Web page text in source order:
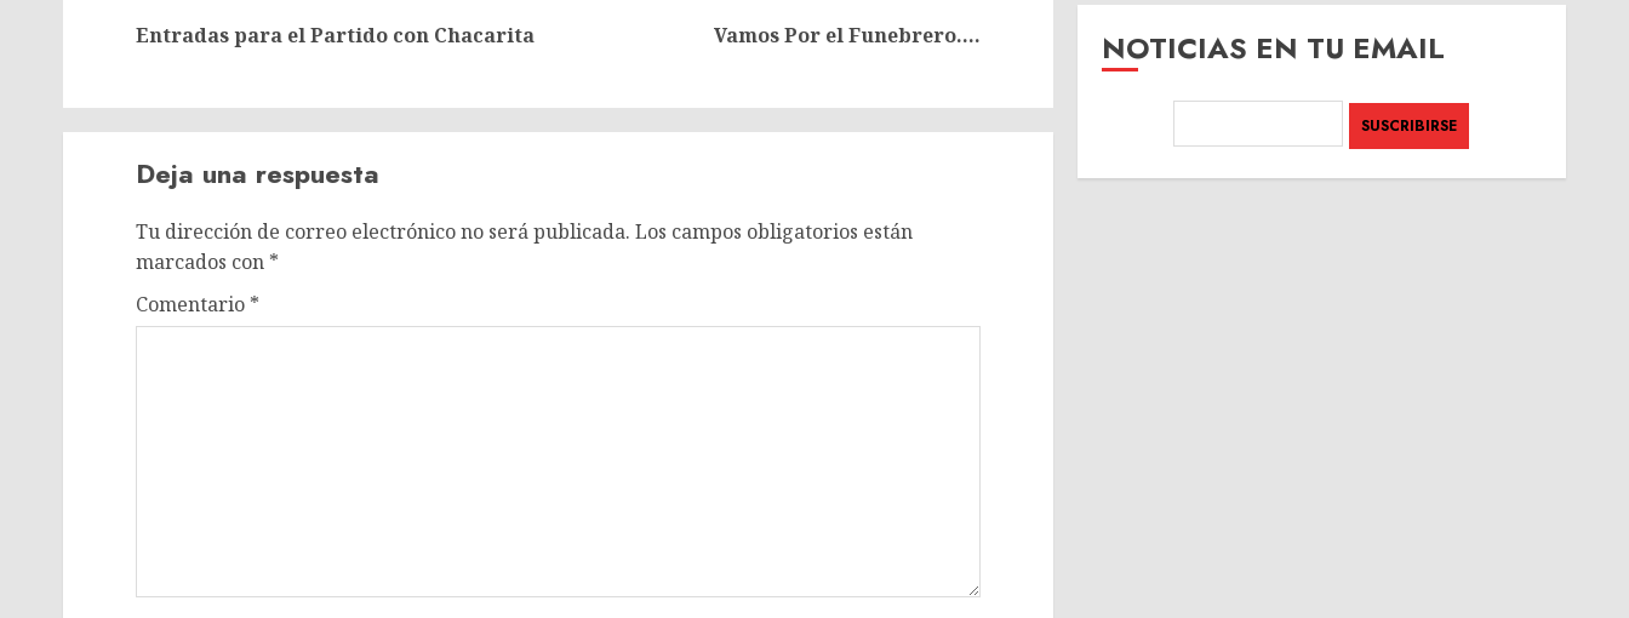
entradas
Entradas para el Partido con Chacarita Vamos Por el Funebrero….
Deja una respuesta
Tu dirección de correo electrónico no será publicada. Los campos obligatorios están
marcados con *
Comentario *
NOTICIAS EN TU EMAIL